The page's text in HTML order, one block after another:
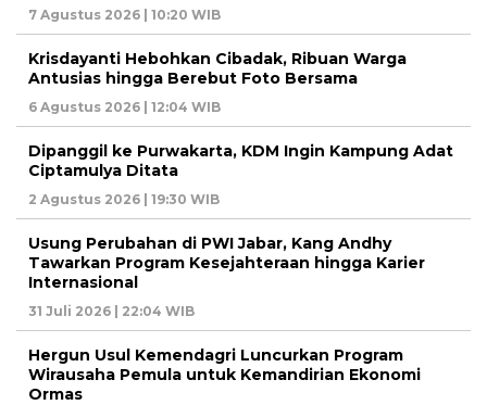
7 Agustus 2026 | 10:20 WIB
Krisdayanti Hebohkan Cibadak, Ribuan Warga
Antusias hingga Berebut Foto Bersama
6 Agustus 2026 | 12:04 WIB
Dipanggil ke Purwakarta, KDM Ingin Kampung Adat
Ciptamulya Ditata
2 Agustus 2026 | 19:30 WIB
Usung Perubahan di PWI Jabar, Kang Andhy
Tawarkan Program Kesejahteraan hingga Karier
Internasional
31 Juli 2026 | 22:04 WIB
Hergun Usul Kemendagri Luncurkan Program
Wirausaha Pemula untuk Kemandirian Ekonomi
Ormas